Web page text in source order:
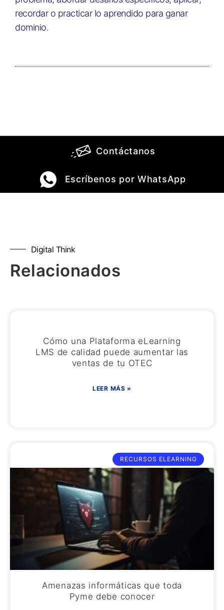
recordar o practicar lo aprendido para ganar
dominio.
Contáctanos
Escríbenos por WhatsApp
Digital Think
Relacionados
Cómo una Plataforma eLearning
LMS de calidad puede aumentar las
ventas de tu OTEC
LEER MÁS »
RECURSOS ELEARNING
Amenazas informáticas que toda
Pyme debe conocer